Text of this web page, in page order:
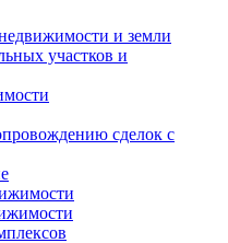
и земли
участков и
сделок с